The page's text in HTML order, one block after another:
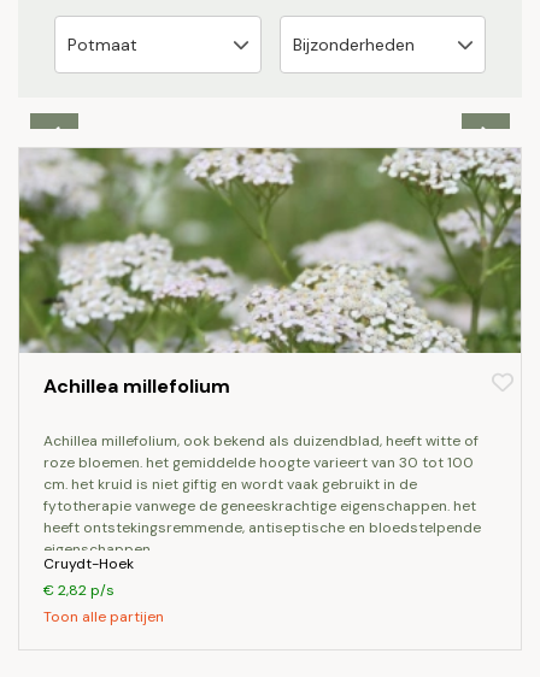
Achillea millefolium
achillea millefolium, ook bekend als duizendblad, heeft witte of
roze bloemen. het gemiddelde hoogte varieert van 30 tot 100
cm. het kruid is niet giftig en wordt vaak gebruikt in de
fytotherapie vanwege de geneeskrachtige eigenschappen. het
heeft ontstekingsremmende, antiseptische en bloedstelpende
eigenschappen.
Cruydt-Hoek
€ 2,82 p/s
Toon alle partijen